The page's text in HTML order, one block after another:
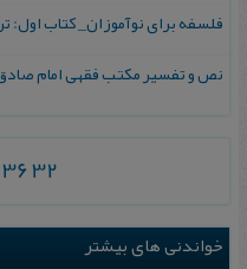
فلسفه برای نوآموزان_ کتاب اول:
نص و تفسیر مکتب فقهی امام
32
خواندنی های بیشتر